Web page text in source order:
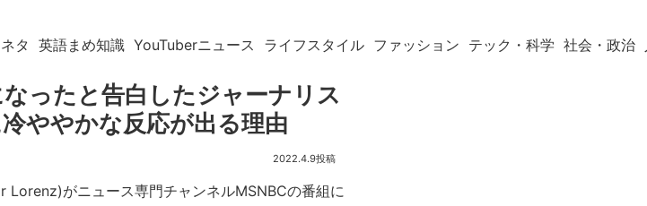
タ 英語まめ知識 YouTuberニュース ライフスタイル ファッション テック・科学 社会・政治
ったと告白したジャーナリス
ややかな反応が出る理由
2022.4.9
Lorenz)がニュース専門チャンネルMSNBCの番組に